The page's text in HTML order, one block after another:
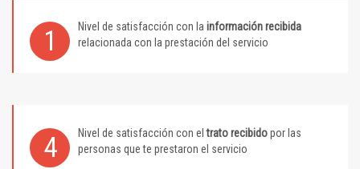
1 Nivel de satisfacción con la información recibida
relacionada con la prestación del servicio
4 Nivel de satisfacción con eltrato recibidopor las
personas que te prestaron el servicio